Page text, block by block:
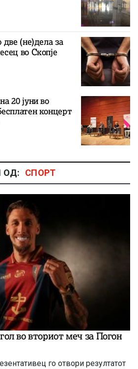
две (не)дела за
во Скопје
20 јуни во
концерт
ОД: СПОРТ
во вториот меч за Погон
го отвори резултатот